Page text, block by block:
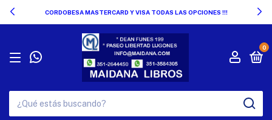
CORDOBESA MASTERCARD Y VISA TODAS LAS OPCIONES !!!
0